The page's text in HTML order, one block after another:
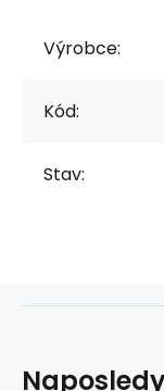
Výrobce:
Kód:
Stav: